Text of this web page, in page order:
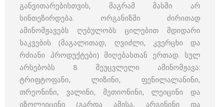
განვითარებისთვის, მაგრამ მასში არ
სინთეზირდება. ორგანიზმი ძირითად
ამინომჟავებს ღებულობს ცილებით მდიდარი
საკვების (მაგალითად, ღვიძლი, კვერცხი და
რძიანი პროდუქტები) მიღებასთან ერთად. სულ
არსებობს 8 შეუცვლელი ამინომჟავა:
ტრიფტოფანი, ლიზინი, ფენილალანინი,
თრეონინი, ვალინი, მეთიონინი, ლეიცინი და
იზოლეიცინი (გარდა ამისა, არგინინი და